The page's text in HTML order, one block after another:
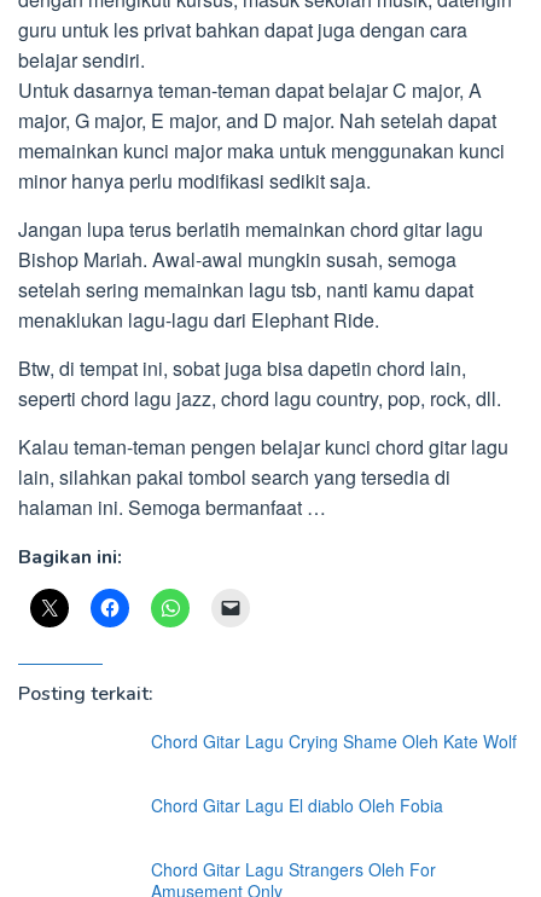
guru untuk les privat bahkan dapat juga dengan cara
belajar sendiri.
Untuk dasarnya teman-teman dapat belajar C major, A
major, G major, E major, and D major. Nah setelah dapat
memainkan kunci major maka untuk menggunakan kunci
minor hanya perlu modifikasi sedikit saja.
Jangan lupa terus berlatih memainkan chord gitar lagu
Bishop Mariah. Awal-awal mungkin susah, semoga
setelah sering memainkan lagu tsb, nanti kamu dapat
menaklukan lagu-lagu dari Elephant Ride.
Btw, di tempat ini, sobat juga bisa dapetin chord lain,
seperti chord lagu jazz, chord lagu country, pop, rock, dll.
Kalau teman-teman pengen belajar kunci chord gitar lagu
lain, silahkan pakai tombol search yang tersedia di
halaman ini. Semoga bermanfaat …
Bagikan ini:
Posting terkait:
Chord Gitar Lagu Crying Shame Oleh Kate Wolf
Chord Gitar Lagu El diablo Oleh Fobia
Chord Gitar Lagu Strangers Oleh For
Amusement Only